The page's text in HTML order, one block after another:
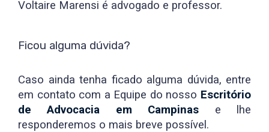
Voltaire Marensi é advogado e professor.
Ficou alguma dúvida?
Caso ainda tenha ficado alguma dúvida, entre
em contato com a Equipe do nosso Escritório
de Advocacia em Campinas e lhe
responderemos o mais breve possível.